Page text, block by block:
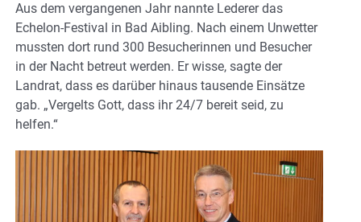
Aus dem vergangenen Jahr nannte Lederer das
Echelon-Festival in Bad Aibling. Nach einem Unwetter
mussten dort rund 300 Besucherinnen und Besucher
in der Nacht betreut werden. Er wisse, sagte der
Landrat, dass es darüber hinaus tausende Einsätze
gab. „Vergelts Gott, dass ihr 24/7 bereit seid, zu
helfen.“